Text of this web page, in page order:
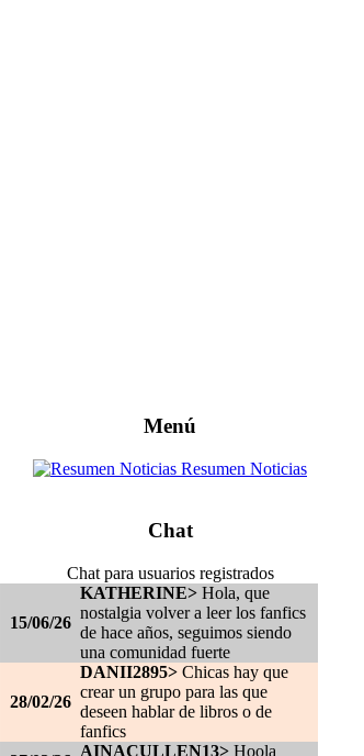
Menú
Resumen Noticias
Chat
Chat para usuarios registrados
15/06/26
KATHERINE> Hola, que
nostalgia volver a leer los fanfics
de hace años, seguimos siendo
una comunidad fuerte
28/02/26
DANII2895> Chicas hay que
crear un grupo para las que
deseen hablar de libros o de
fanfics
AINACULLEN13> Hoola